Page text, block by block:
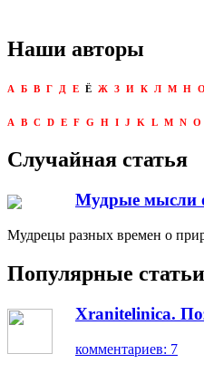
Наши авторы
А Б В Г Д Е Ё Ж З И К Л М Н О
A B C D E F G H I J K L M N O
Случайная статья
Мудрые мысли
Мудрецы разных времен о
Популярные статьи
Xranitelinica.
комментариев: 7